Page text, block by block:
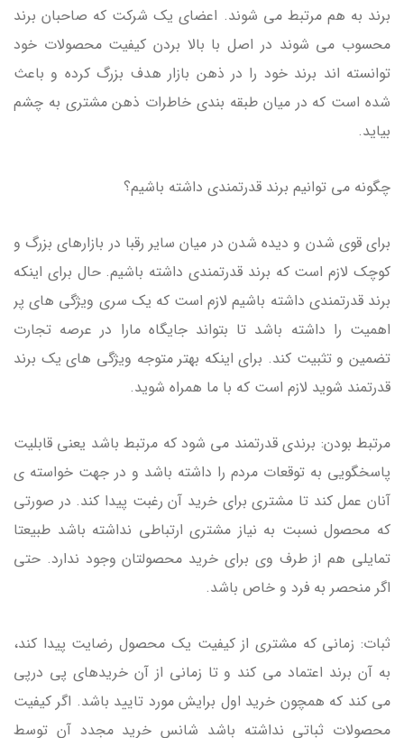
برند به هم مرتبط می شوند. اعضای یک شرکت که صاحبان برند
محسوب می شوند در اصل با بالا بردن کیفیت محصولات خود
توانسته اند برند خود را در ذهن بازار هدف بزرگ کرده و باعث
شده است که در میان طبقه بندی خاطرات ذهن مشتری به چشم
بیاید.
چگونه می توانیم برند قدرتمندی داشته باشیم؟
برای قوی شدن و دیده شدن در میان سایر رقبا در بازارهای بزرگ و
کوچک لازم است که برند قدرتمندی داشته باشیم. حال برای اینکه
برند قدرتمندی داشته باشیم لازم است که یک سری ویژگی های پر
اهمیت را داشته باشد تا بتواند جایگاه مارا در عرصه تجارت
تضمین و تثبیت کند. برای اینکه بهتر متوجه ویژگی های یک برند
قدرتمند شوید لازم است که با ما همراه شوید.
مرتبط بودن: برندی قدرتمند می شود که مرتبط باشد یعنی قابلیت
پاسخگویی به توقعات مردم را داشته باشد و در جهت خواسته ی
آنان عمل کند تا مشتری برای خرید آن رغبت پیدا کند. در صورتی
که محصول نسبت به نیاز مشتری ارتباطی نداشته باشد طبیعتا
تمایلی هم از طرف وی برای خرید محصولتان وجود ندارد. حتی
اگر منحصر به فرد و خاص باشد.
ثبات: زمانی که مشتری از کیفیت یک محصول رضایت پیدا کند،
به آن برند اعتماد می کند و تا زمانی از آن خریدهای پی درپی
می کند که همچون خرید اول برایش مورد تایید باشد. اگر کیفیت
محصولات ثباتی نداشته باشد شانس خرید مجدد آن توسط